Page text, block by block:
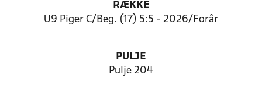
RÆKKE
U9 Piger C/Beg. (17) 5:5 - 2026/Forår
PULJE
Pulje 204